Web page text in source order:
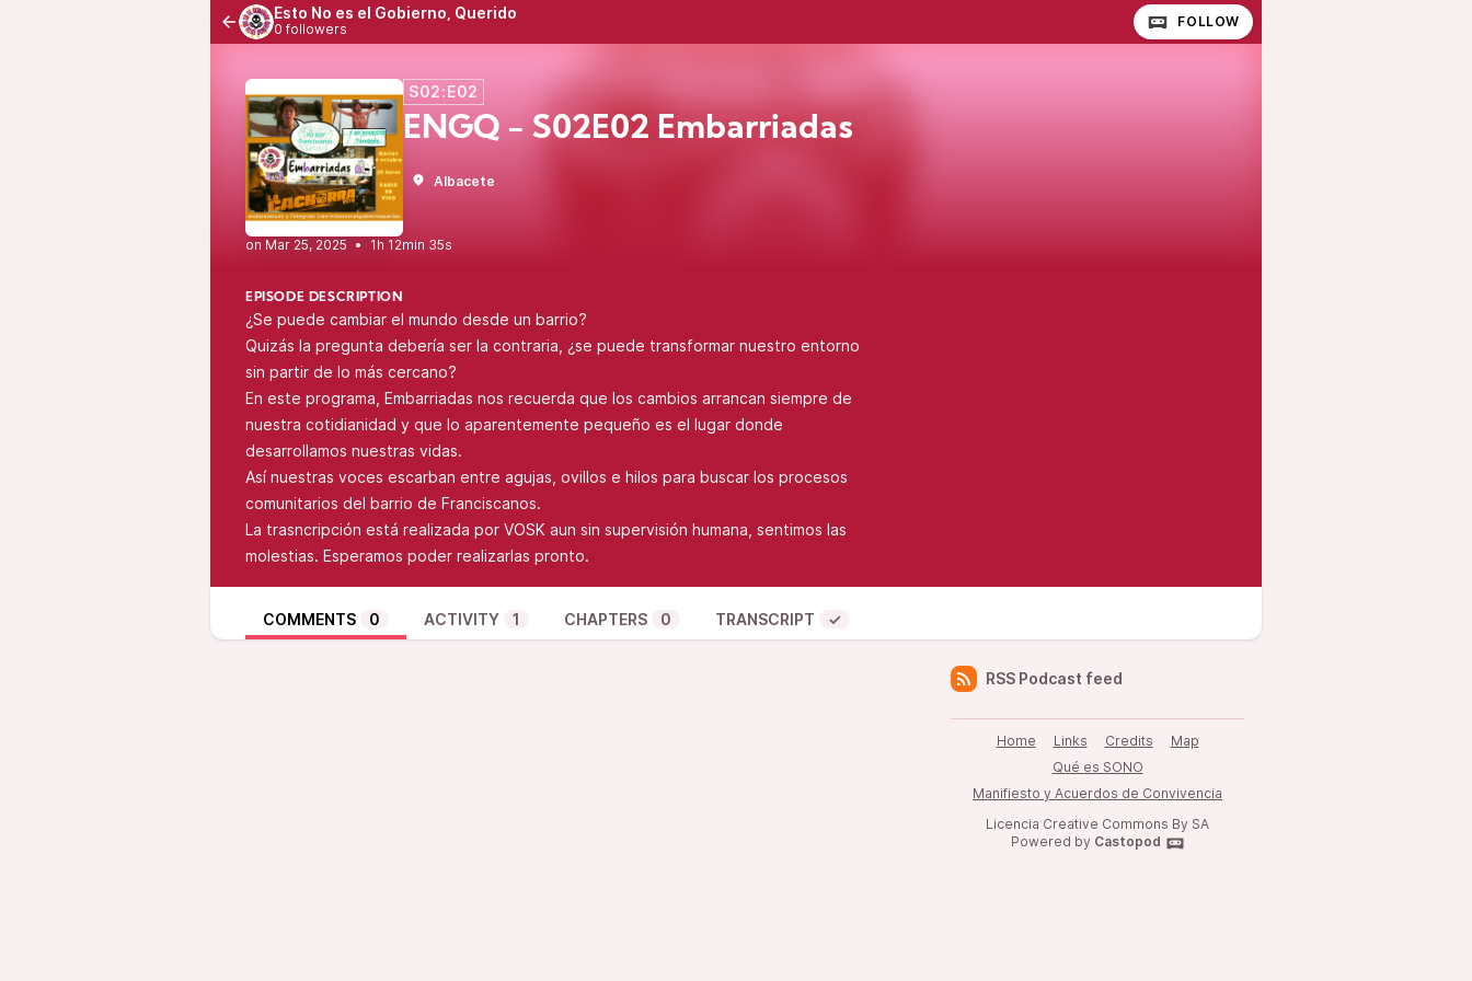
Esto No es el Gobierno, Querido
0 followers FOLLOW
S02:E02
ENGQ - S02E02 Embarriadas
Albacete
• 1h 12min 35s
EPISODE DESCRIPTION
¿Se puede cambiar el mundo desde un barrio?
Quizás la pregunta debería ser la contraria, ¿se puede transformar nuestro entorno
sin partir de lo más cercano?
En este programa, Embarriadas nos recuerda que los cambios arrancan siempre de
nuestra cotidianidad y que lo aparentemente pequeño es el lugar donde
desarrollamos nuestras vidas.
Así nuestras voces escarban entre agujas, ovillos e hilos para buscar los procesos
comunitarios del barrio de Franciscanos.
La trasncripción está realizada por VOSK aun sin supervisión humana, sentimos las
molestias. Esperamos poder realizarlas pronto.
COMMENTS 0 ACTIVITY 1 CHAPTERS 0 TRANSCRIPT ✓
RSS Podcast feed
Home Links Credits
Map
Qué es SONO
Manifiesto y Acuerdos de Convivencia
Licencia Creative Commons By SA
Powered by Castopod